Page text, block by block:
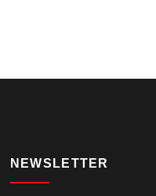
NEWSLETTER